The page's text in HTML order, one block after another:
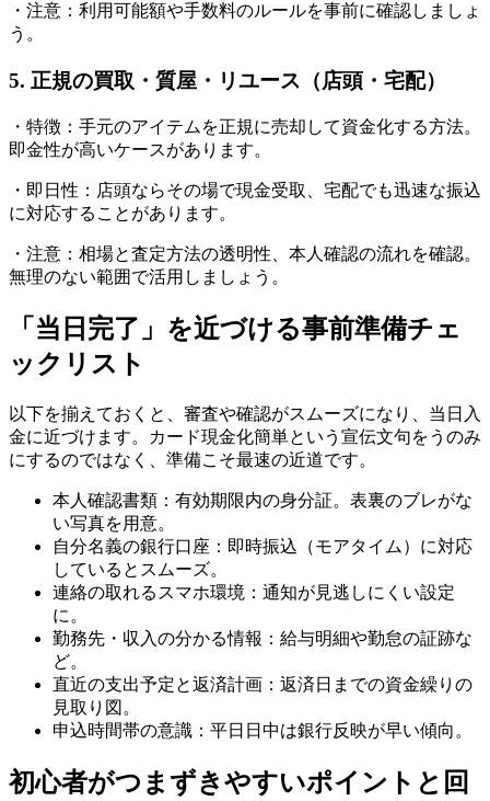
・注意：利用可能額や手数料のルールを事前に確認しましょ
う。
5. 正規の買取・質屋・リユース（店頭・宅配）
・特徴：手元のアイテムを正規に売却して資金化する方法。
即金性が高いケースがあります。
・即日性：店頭ならその場で現金受取、宅配でも迅速な振込
に対応することがあります。
・注意：相場と査定方法の透明性、本人確認の流れを確認。
無理のない範囲で活用しましょう。
「当日完了」を近づける事前準備チェ
ックリスト
以下を揃えておくと、審査や確認がスムーズになり、当日入
金に近づけます。カード現金化簡単という宣伝文句をうのみ
にするのではなく、準備こそ最速の近道です。
本人確認書類：有効期限内の身分証。表裏のブレがな
い写真を用意。
自分名義の銀行口座：即時振込（モアタイム）に対応
しているとスムーズ。
連絡の取れるスマホ環境：通知が見逃しにくい設定
に。
勤務先・収入の分かる情報：給与明細や勤怠の証跡な
ど。
直近の支出予定と返済計画：返済日までの資金繰りの
見取り図。
申込時間帯の意識：平日日中は銀行反映が早い傾向。
初心者がつまずきやすいポイントと回